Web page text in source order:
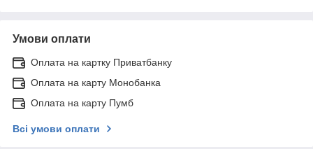
Умови оплати
Оплата на картку Приватбанку
Оплата на карту Монобанка
Оплата на карту Пумб
Всі умови оплати